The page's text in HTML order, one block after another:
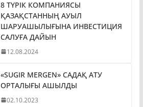
8 ТҮРІК КОМПАНИЯСЫ
ҚАЗАҚСТАННЫҢ АУЫЛ
ШАРУАШЫЛЫҒЫНА ИНВЕСТИЦИЯ
САЛУҒА ДАЙЫН
12.08.2024
«SUGIR MERGEN» САДАҚ АТУ
ОРТАЛЫҒЫ АШЫЛДЫ
02.10.2023